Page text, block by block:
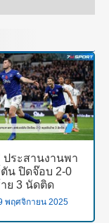
ประสานงานพา
ตัน ปิดจ๊อบ 2-0
ย 3 นัดติด
พฤศจิกายน 2025